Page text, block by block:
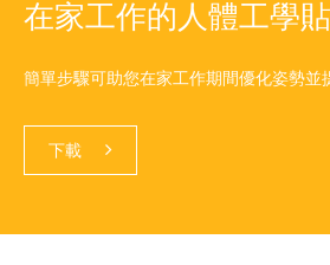
在家工作的人體工學
簡單步驟可助您在家工作期間優化姿勢並
下載